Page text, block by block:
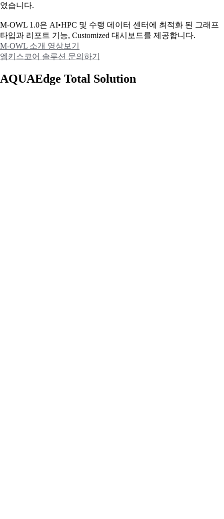
였습니다.
M-OWL 1.0은 AI•HPC 및 수랭 데이터 센터에 최적화 된 그래프
타입과 리포트 기능, Customized 대시보드를 제공합니다.
M-OWL 소개 영상보기
엠키스코어 솔루션 문의하기
AQUAEdge Total Solution